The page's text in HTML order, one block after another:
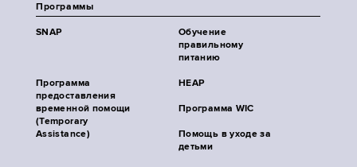
Программы
SNAP
Обучение
правильному
питанию
Программа
предоставления
временной помощи
(Temporary
Assistance)
HEAP
Программа WIC
Помощь в уходе за
детьми